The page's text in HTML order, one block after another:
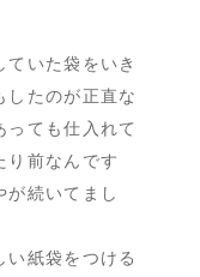
いた袋をいき
したのが正直な
っても仕入れて
り前なんです
が続いてまし
い紙袋をつける